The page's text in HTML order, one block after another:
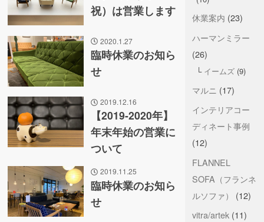
祝）は営業します
2020.1.27
臨時休業のお知ら
せ
2019.12.16
【2019-2020年】
年末年始の営業に
ついて
2019.11.25
臨時休業のお知ら
せ
休業案内 (23)
ハーマンミラー
(26)
イームズ(9)
マルニ (17)
インテリアコー
ディネート事例
(12)
FLANNEL
SOFA（フランネ
ルソファ）
(12)
vitra/artek(11)